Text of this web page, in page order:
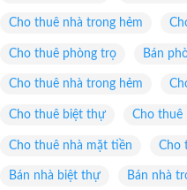
Cho thuê nhà trong hẻm
Cho thuê phòng trọ Bán
Cho thuê nhà trong hẻm
Cho thuê biệt thự Cho thuê
Cho thuê nhà mặt tiền Cho
Bán nhà biệt thự Bán nhà